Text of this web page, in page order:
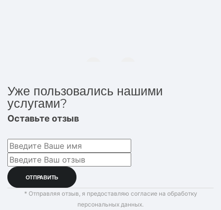
Уже пользовались нашими
услугами?
Оставьте отзыв
* Отправляя отзыв, я предоставляю согласие на обработку
персональных данных.